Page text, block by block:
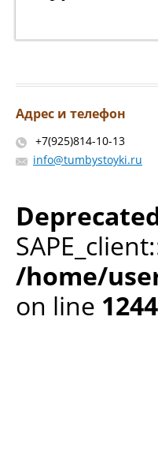
Адрес и телефон
+7(925)814-10-13
info@tumbystoyki.ru
/home/
on line 1244